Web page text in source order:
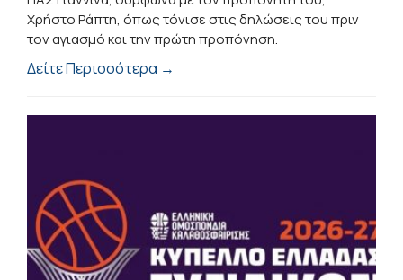
Χρήστο Ράπτη, όπως τόνισε στις δηλώσεις του πριν
τον αγιασμό και την πρώτη προπόνηση.
Δείτε Περισσότερα →